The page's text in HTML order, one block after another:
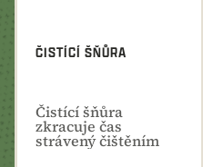
ČISTÍCÍ ŠŇŮRA
Čistící šňůra
zkracuje čas
strávený čištěním
zbraně, protože